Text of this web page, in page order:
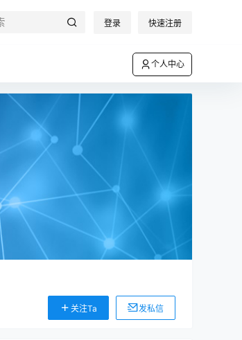
登录 快速注册
个人中心
关注Ta 发私信